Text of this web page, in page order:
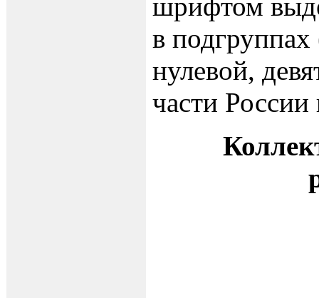
в подгруппах
нулевой,
части